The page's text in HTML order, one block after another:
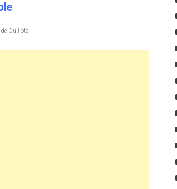
Quillota